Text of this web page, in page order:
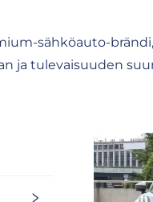
sähköauto-
ja tulevaisuuden